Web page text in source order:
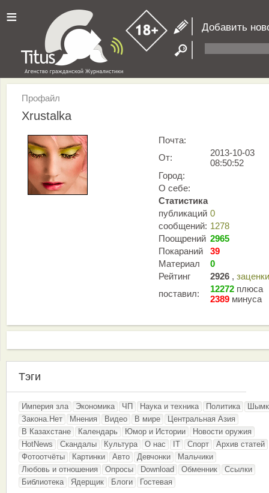
≡ Добавить
Профайл
Xrustalka
Почта:
От:
2013-10-03
08:50:52
Город:
О себе:
Статистика
публикаций 0
сообщений: 1278
Поощрений 2965
Покараний
39
Материал
0
Рейтинг
2926 , заценки
поставил:
12272 плюса
2389 минуса
Тэги
Империя зла Экономика ЧП Наука и техника Политика
Закона.Нет
Мнения Видео В мире
Центральная Азия
В Казахстане
Календарь Юмор и Истории
Новости оружия
HotNews
Скандалы Культура О нас IT Спорт
Архив статей
Фотоотчёты
Картинки Авто Девчонки
Мальчики
Любовь и отношения
Опросы Download Обменник
Ссылки
Библиотека
Ядерщик Блоги Гостевая